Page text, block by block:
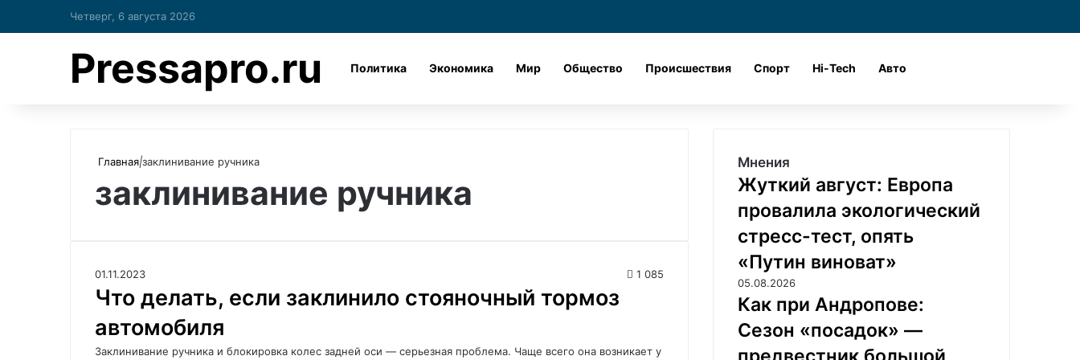
Четверг, 6 августа 2026
dzen
Pressapro.ru Политика Экономика Мир Общество Происшествия Спорт Hi-Tech Авто
Главная|заклинивание ручника
заклинивание ручника
01.11.2023 1 085
Что делать, если заклинило стояночный тормоз
автомобиля
Заклинивание ручника и блокировка колес задней оси — серьезная проблема. Чаще всего она возникает у
Мнения
Жуткий август: Европа
провалила экологический
стресс-тест, опять
«Путин виноват»
05.08.2026
Как при Андропове:
Сезон «посадок» —